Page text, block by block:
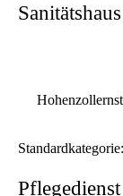
Standardkategorie: